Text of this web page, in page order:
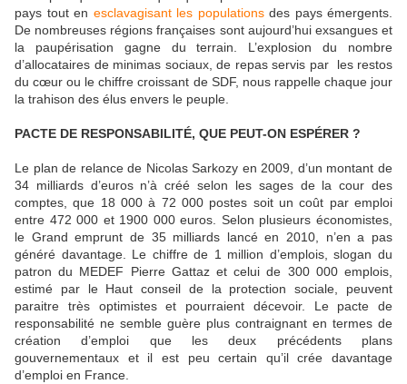
pays tout en esclavagisant les populationsdes pays émergents.
De nombreuses régions françaises sont aujourd’hui exsangues et
la paupérisation gagne du terrain. L’explosion du nombre
d’allocataires de minimas sociaux, de repas servis par les restos
du cœur ou le chiffre croissant de SDF, nous rappelle chaque jour
la trahison des élus envers le peuple.
PACTE DE RESPONSABILITÉ, QUE PEUT-ON ESPÉRER ?
Le plan de relance de Nicolas Sarkozy en 2009, d’un montant de
34 milliards d’euros n’à créé selon les sages de la cour des
comptes, que 18 000 à 72 000 postes soit un coût par emploi
entre 472 000 et 1900 000 euros. Selon plusieurs économistes,
le Grand emprunt de 35 milliards lancé en 2010, n’en a pas
généré davantage. Le chiffre de 1 million d’emplois, slogan du
patron du MEDEF Pierre Gattaz et celui de 300 000 emplois,
estimé par le Haut conseil de la protection sociale, peuvent
paraitre très optimistes et pourraient décevoir. Le pacte de
responsabilité ne semble guère plus contraignant en termes de
création d’emploi que les deux précédents plans
gouvernementaux et il est peu certain qu’il crée davantage
d’emploi en France.